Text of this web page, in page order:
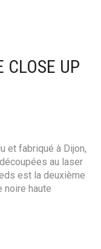
CLOSE UP
et fabriqué à Dijon,
au laser
est la deuxième
noire haute